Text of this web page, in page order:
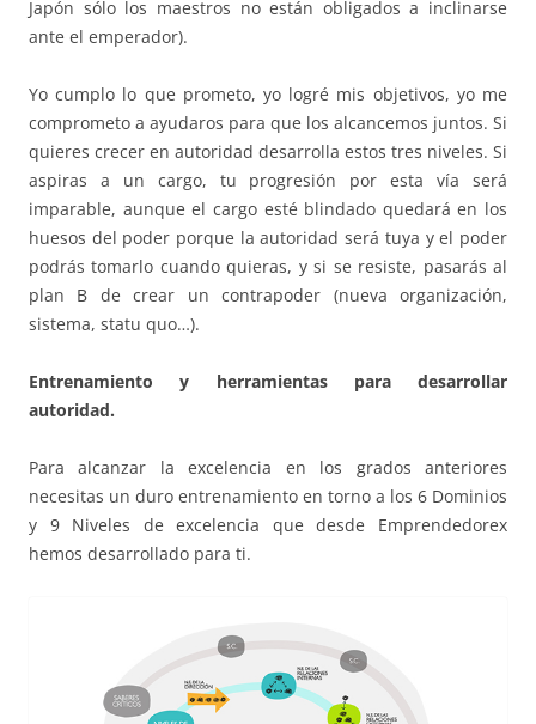
Japón sólo los maestros no están obligados a inclinarse
ante el emperador).
Yo cumplo lo que prometo, yo logré mis objetivos, yo me
comprometo a ayudaros para que los alcancemos juntos. Si
quieres crecer en autoridad desarrolla estos tres niveles. Si
aspiras a un cargo, tu progresión por esta vía será
imparable, aunque el cargo esté blindado quedará en los
huesos del poder porque la autoridad será tuya y el poder
podrás tomarlo cuando quieras, y si se resiste, pasarás al
plan B de crear un contrapoder (nueva organización,
sistema, statu quo…).
Entrenamiento y herramientas para desarrollar
autoridad.
Para alcanzar la excelencia en los grados anteriores
necesitas un duro entrenamiento en torno a los 6 Dominios
y 9 Niveles de excelencia que desde Emprendedorex
hemos desarrollado para ti.